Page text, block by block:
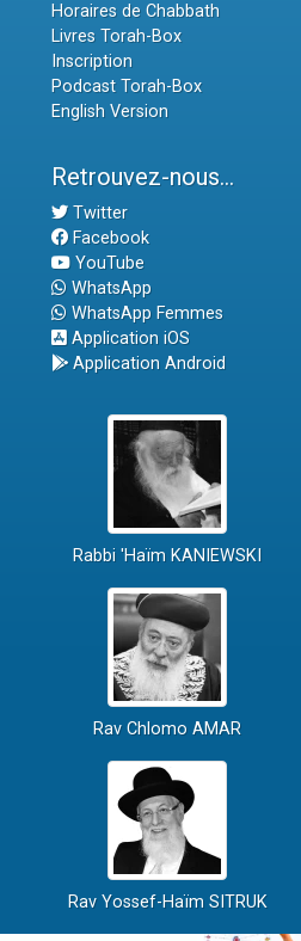
Horaires de Chabbath
Livres Torah-Box
Inscription
Podcast Torah-Box
English Version
Retrouvez-nous...
Twitter
Facebook
YouTube
WhatsApp
WhatsApp Femmes
Application iOS
Application Android
Rabbi 'Haïm KANIEWSKI
Rav Chlomo AMAR
Rav Yossef-Haïm SITRUK